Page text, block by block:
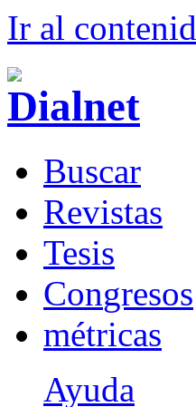
Ir al contenid
Buscar
Revistas
Tesis
Congresos
métricas
Ayuda